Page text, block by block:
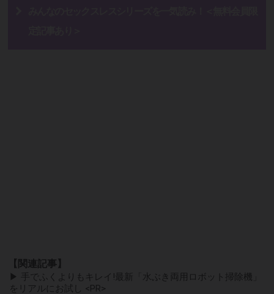
【関連記事】
▶ 手でふくよりもキレイ!最新「水ぶき両用ロボット掃除機」
をリアルにお試し <PR>